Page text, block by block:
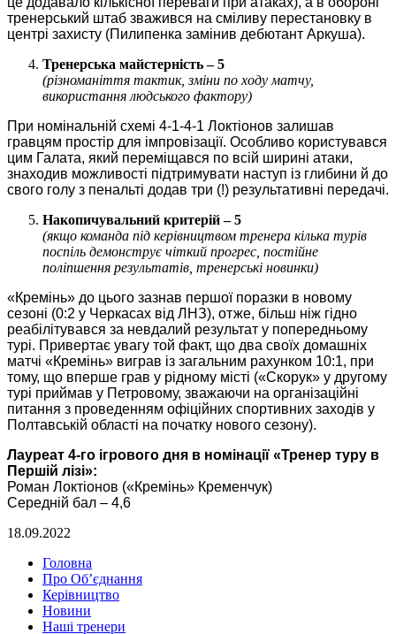
тренерський штаб зважився на сміливу перестановку в
центрі захисту (Пилипенка замінив дебютант Аркуша).
Тренерська майстерність – 5
(різноманіття тактик, зміни по ходу матчу,
використання людського фактору)
При номінальній схемі 4-1-4-1 Локтіонов залишав
гравцям простір для імпровізації. Особливо користувався
цим Галата, який переміщався по всій ширині атаки,
знаходив можливості підтримувати наступ із глибини й до
свого голу з пенальті додав три (!) результативні передачі.
Накопичувальний критерій – 5
(якщо команда під керівництвом тренера кілька турів
поспіль демонструє чіткий прогрес, постійне
поліпшення результатів, тренерські новинки)
«Кремінь» до цього зазнав першої поразки в новому
сезоні (0:2 у Черкасах від ЛНЗ), отже, більш ніж гідно
реабілітувався за невдалий результат у попередньому
турі. Привертає увагу той факт, що два своїх домашніх
матчі «Кремінь» виграв із загальним рахунком 10:1, при
тому, що вперше грав у рідному місті («Скорук» у другому
турі приймав у Петровому, зважаючи на організаційні
питання з проведенням офіційних спортивних заходів у
Полтавській області на початку нового сезону).
Лауреат 4-го ігрового дня в номінації «Тренер туру в
Першій лізі»:
Роман Локтіонов («Кремінь» Кременчук)
Середній бал – 4,6
18.09.2022
Головна
Про Об’єднання
Керівництво
Новини
Наші тренери